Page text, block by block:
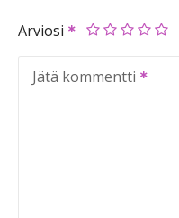
Arviosi
Jätä kommentti